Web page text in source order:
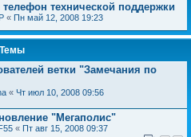
технической поддержки
« Пн май 12, 2008 19:23
Темы
ветки "Замечания по
« Чт июл 10, 2008 09:56
"Мегаполис"
« Пт авг 15, 2008 09:37